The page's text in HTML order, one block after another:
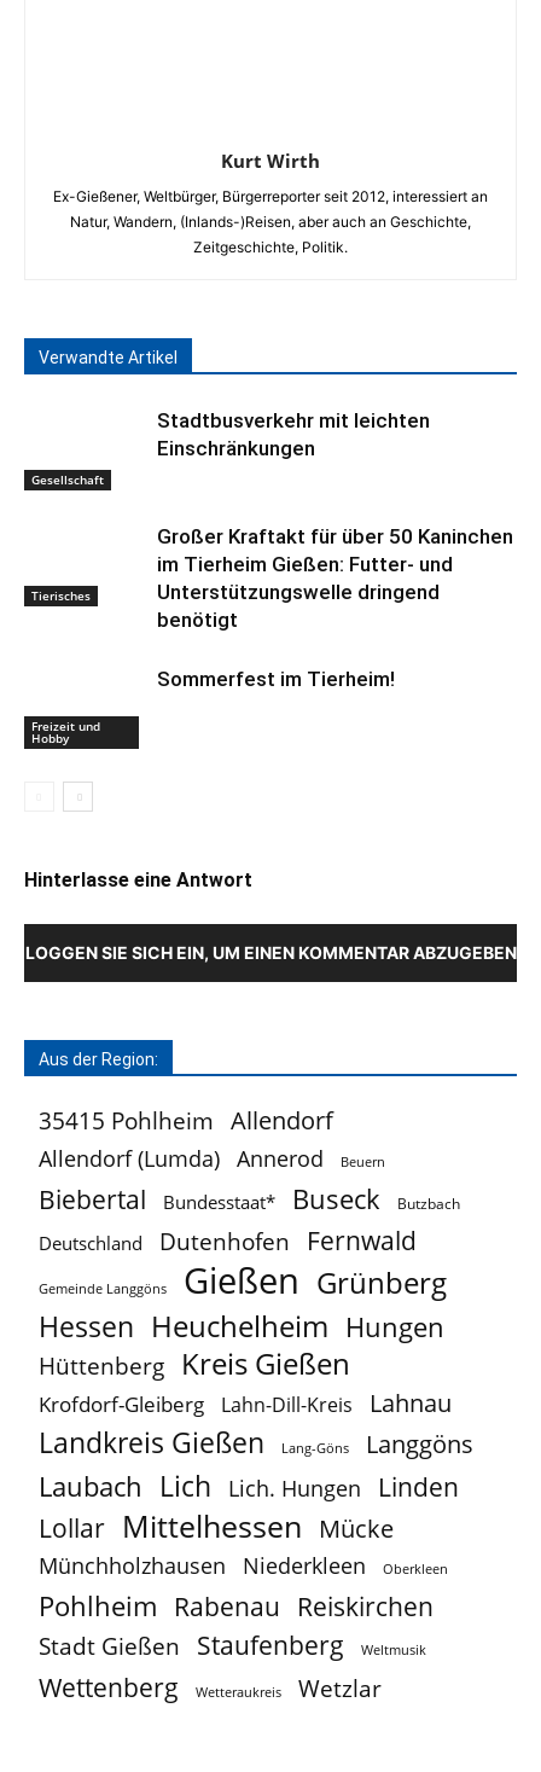
Kurt Wirth
Ex-Gießener, Weltbürger, Bürgerreporter seit 2012, interessiert an
Natur, Wandern, (Inlands-)Reisen, aber auch an Geschichte,
Zeitgeschichte, Politik.
Verwandte Artikel
Gesellschaft
Stadtbusverkehr mit leichten
Einschränkungen
Tierisches
Großer Kraftakt für über 50 Kaninchen
im Tierheim Gießen: Futter- und
Unterstützungswelle dringend
benötigt
Freizeit und
Hobby
Sommerfest im Tierheim!
Hinterlasse eine Antwort
LOGGEN SIE SICH EIN, UM EINEN KOMMENTAR ABZUGEBEN
Aus der Region:
35415 Pohlheim Allendorf
Allendorf (Lumda) Annerod Beuern
Biebertal Bundesstaat* Buseck Butzbach
Deutschland Dutenhofen Fernwald
Gemeinde Langgöns Gießen Grünberg
Hessen Heuchelheim Hungen
Hüttenberg Kreis Gießen
Krofdorf-Gleiberg Lahn-Dill-Kreis Lahnau
Landkreis Gießen Lang-Göns Langgöns
Laubach Lich Lich. Hungen Linden
Lollar Mittelhessen Mücke
Münchholzhausen Niederkleen Oberkleen
Pohlheim Rabenau Reiskirchen
Stadt Gießen Staufenberg Weltmusik
Wettenberg Wetteraukreis Wetzlar